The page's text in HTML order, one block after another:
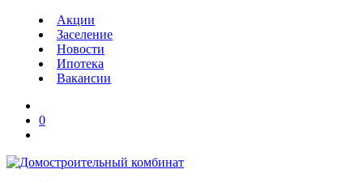
Акции
Заселение
Новости
Ипотека
Вакансии
0